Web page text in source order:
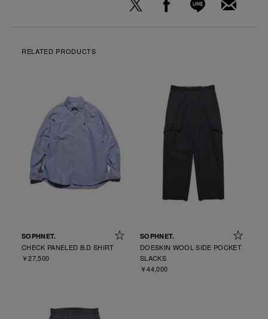
RELATED PRODUCTS
SOPHNET.
CHECK PANELED B.D SHIRT
￥27,500
SOPHNET.
DOESKIN WOOL SIDE POCKET
SLACKS
￥44,000